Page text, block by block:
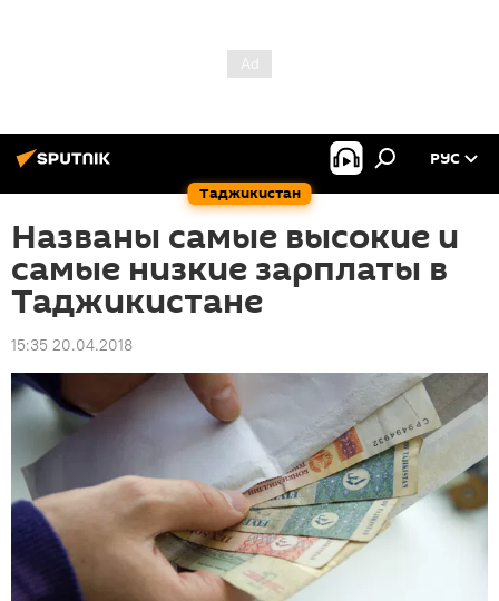
Таджикистан
РУС
Названы самые высокие и
самые низкие зарплаты в
Таджикистане
15:35 20.04.2018